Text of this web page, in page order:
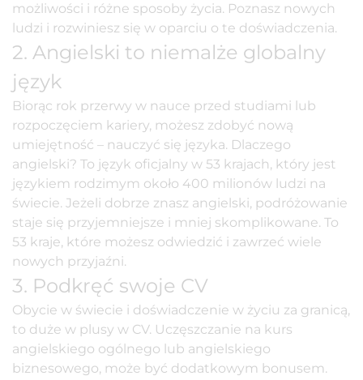
możliwości i różne sposoby życia. Poznasz nowych
ludzi i rozwiniesz się w oparciu o te doświadczenia.
2. Angielski to niemalże globalny
język
Biorąc rok przerwy w nauce przed studiami lub
rozpoczęciem kariery, możesz zdobyć nową
umiejętność – nauczyć się języka. Dlaczego
angielski? To język oficjalny w 53 krajach, który jest
językiem rodzimym około 400 milionów ludzi na
świecie. Jeżeli dobrze znasz angielski, podróżowanie
staje się przyjemniejsze i mniej skomplikowane. To
53 kraje, które możesz odwiedzić i zawrzeć wiele
nowych przyjaźni.
3. Podkręć swoje CV
Obycie w świecie i doświadczenie w życiu za granicą,
to duże w plusy w CV. Uczęszczanie na kurs
angielskiego ogólnego lub angielskiego
biznesowego, może być dodatkowym bonusem.